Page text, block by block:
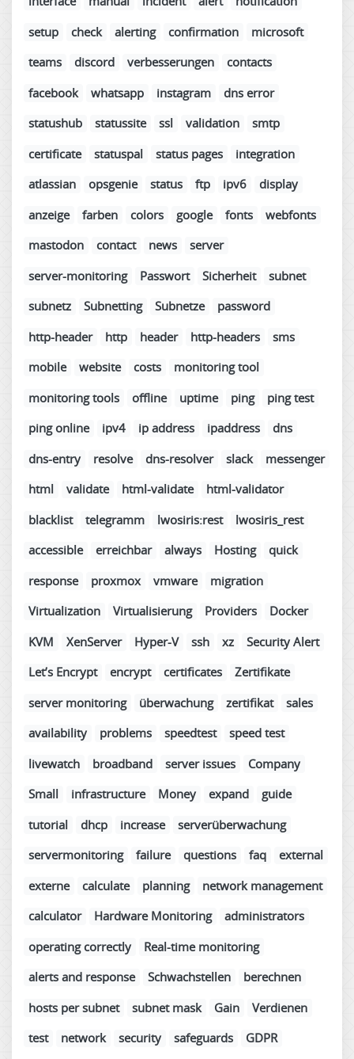
setup
check alerting confirmation
microsoft
teams
discord verbesserungen
contacts
facebook
whatsapp instagram
dns error
statushub
statussite ssl validation
smtp
certificate
statuspal status pages
integration
atlassian
opsgenie status ftp ipv6
display
anzeige
farben colors google fonts
webfonts
mastodon
contact news
server
server-monitoring
Passwort Sicherheit
subnet
subnetz
Subnetting Subnetze
password
http-header
http header http-headers
sms
mobile
website costs
monitoring tool
monitoring tools
offline uptime ping
ping test
ping online
ipv4 ip address ipaddress
dns
dns-entry
resolve dns-resolver slack
messenger
html
validate html-validate
html-validator
blacklist
telegramm lwosiris:rest
lwosiris_rest
accessible
erreichbar always Hosting
quick
response
proxmox vmware
migration
Virtualization
Virtualisierung Providers
Docker
KVM
XenServer Hyper-V ssh xz
Security Alert
Let’s Encrypt
encrypt certificates
Zertifikate
server monitoring
überwachung zertifikat
sales
availability
problems speedtest
speed test
livewatch
broadband server issues
Company
Small
infrastructure Money expand
guide
tutorial
dhcp increase
serverüberwachung
servermonitoring
failure questions faq
external
externe
calculate planning
network management
calculator
Hardware Monitoring
administrators
operating correctly
Real-time monitoring
alerts and response
Schwachstellen
berechnen
hosts per subnet
subnet mask Gain
Verdienen
test
network security safeguards
GDPR